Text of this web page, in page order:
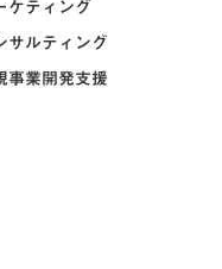
ケティング
サルティング
事業開発支援